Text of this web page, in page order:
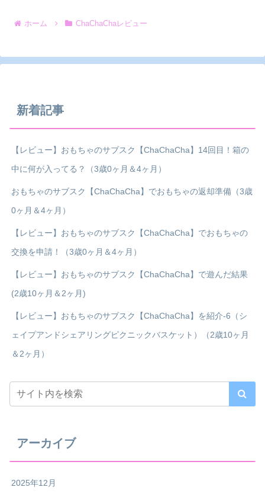
ホーム ChaChaChaレビュー
新着記事
【レビュー】おもちゃのサブスク【ChaChaCha】14回目！箱の
中に何が入ってる？（3歳0ヶ月＆4ヶ月）
おもちゃのサブスク【ChaChaCha】でおもちゃの返却準備（3歳
0ヶ月＆4ヶ月）
【レビュー】おもちゃのサブスク【ChaChaCha】でおもちゃの
交換を申請！（3歳0ヶ月＆4ヶ月）
【レビュー】おもちゃのサブスク【ChaChaCha】で遊んだ結果
(2歳10ヶ月＆2ヶ月)
【レビュー】おもちゃのサブスク【ChaChaCha】を紹介-6（シ
ェイプアンドシェアリングピクニックバスケット）（2歳10ヶ月
＆2ヶ月）
アーカイブ
2025年12月